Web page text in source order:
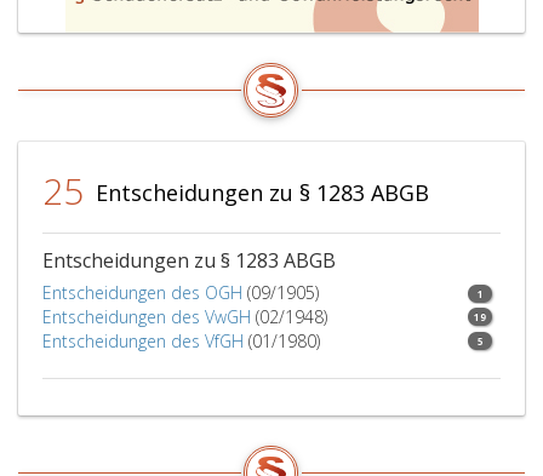
25 Entscheidungen zu § 1283 ABGB
Entscheidungen zu § 1283 ABGB
Entscheidungen des OGH (09/1905) 1
Entscheidungen des VwGH (02/1948) 19
Entscheidungen des VfGH (01/1980) 5